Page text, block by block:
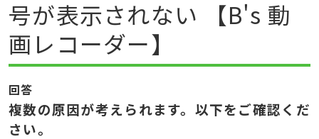
号が表示されない 【B's 動
画レコーダー】
回答
複数の原因が考えられます。以下をご確認くだ
さい。